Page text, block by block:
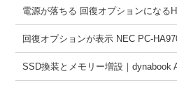
電源が落ちる 回復オプションになる
回復オプションが表示 NEC PC-
SSD換装とメモリー増設｜dynabook